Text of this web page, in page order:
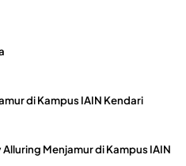
di Kampus IAIN Kendari
Alluring Menjamur di Kampus IAIN